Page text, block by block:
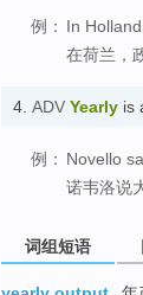
例： In
在荷兰，
4. ADV Yearly is
例： Novello
诺韦洛说
词组短语